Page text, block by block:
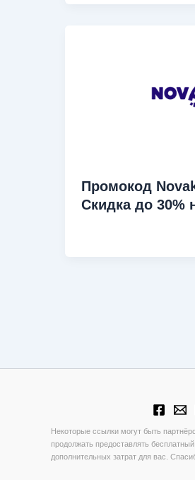
Промокод
Скидка до 30%
Некоторые ссылки могут быть
продолжать предоставлять
дополнительных затрат для вас.